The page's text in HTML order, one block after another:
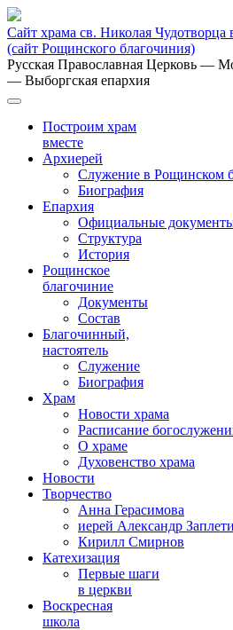
Сайт храма св. Николая Чудотворца
(сайт Рощинского благочиния)
Русская Православная Церковь —
— Выборгская епархия
Построим храм
вместе
Архиерей
Служение в Рощинском
Биография
Епархия
Официальные
Структура
История
Рощинское
благочиние
Документы
Состав
Благочинный,
настоятель
Служение
Биография
Храм
Новости храма
Расписание
О храме
Духовенство храма
Новости
Творчество
Анна Герасимова
иерей Александр
Кирилл Смирнов
Катехизация
Первые шаги
в церкви
Воскресная
школа